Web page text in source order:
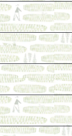
れど、長く売り続